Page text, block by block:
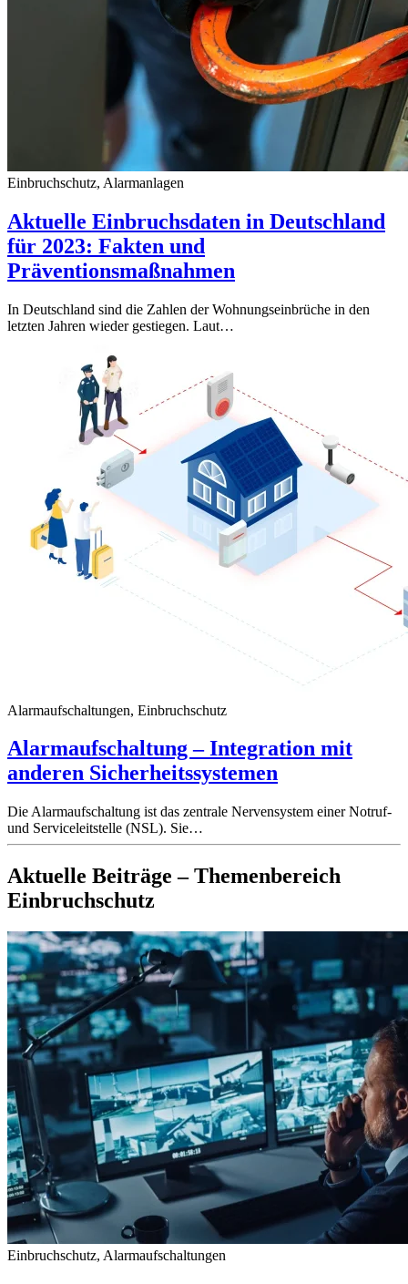
Einbruchschutz, Alarmanlagen
Aktuelle Einbruchsdaten in Deutschland
für 2023: Fakten und
Präventionsmaßnahmen
In Deutschland sind die Zahlen der Wohnungseinbrüche in den
letzten Jahren wieder gestiegen. Laut…
Alarmaufschaltungen, Einbruchschutz
Alarmaufschaltung – Integration mit
anderen Sicherheitssystemen
Die Alarmaufschaltung ist das zentrale Nervensystem einer Notruf-
und Serviceleitstelle (NSL). Sie…
Aktuelle Beiträge – Themenbereich
Einbruchschutz
Einbruchschutz, Alarmaufschaltungen